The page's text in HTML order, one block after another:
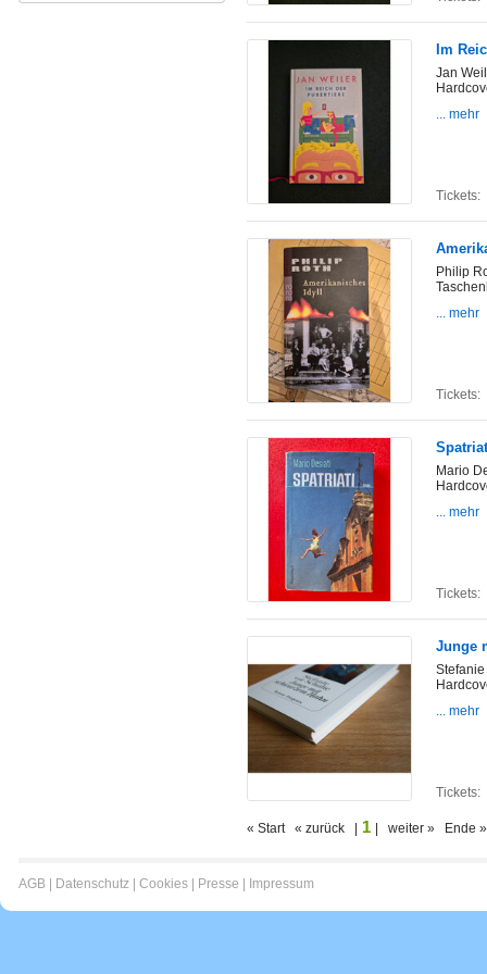
Im
Jan
... mehr
Tickets:
Philip
... mehr
Tickets:
Mario
... mehr
Tickets:
Junge
... mehr
Tickets:
« Start « zurück | 1 | weiter » Ende »
AGB Datenschutz Cookies Presse Impressum